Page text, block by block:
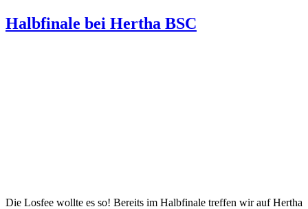
Halbfinale bei Hertha BSC
Die Losfee wollte es so! Bereits im Halbfinale treffen wir auf Hertha